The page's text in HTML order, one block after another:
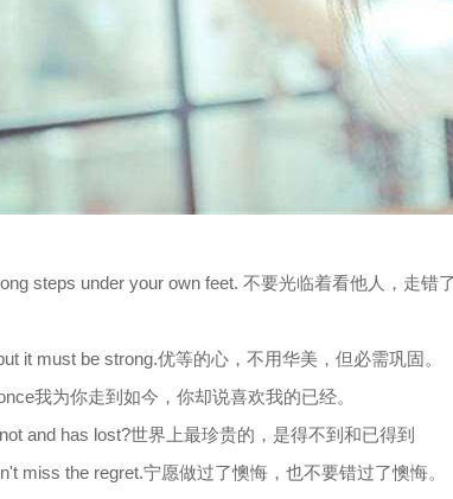
steps under your own feet. 不要光临着看他人，走
it must be strong.优等的心，不用华美，但必需巩固。
我为你走到如今，你却说喜欢我的已经。
and has lost?世界上最珍贵的，是得不到和已得到
miss the regret.宁愿做过了懊悔，也不要错过了懊悔。